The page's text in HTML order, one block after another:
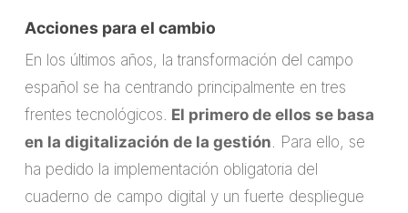
Acciones para el cambio
En los últimos años, la transformación del campo
español se ha centrando principalmente en tres
frentes tecnológicos. El primero de ellos se basa
en la digitalización de la gestión . Para ello, se
ha pedido la implementación obligatoria del
cuaderno de campo digital y un fuerte despliegue